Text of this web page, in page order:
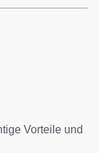
Vorteile und